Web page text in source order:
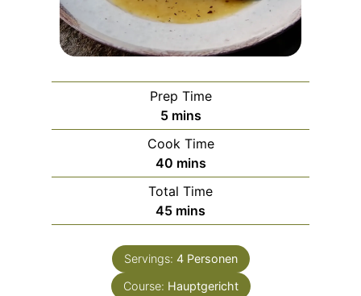
Prep Time
5m
i
n
u
t
e
s
mins
Cook Time
40m
i
n
u
e
s
mins
Total Time
45m
i
n
u
t
mins
Servings: 4 Personen
Course: Hauptgericht